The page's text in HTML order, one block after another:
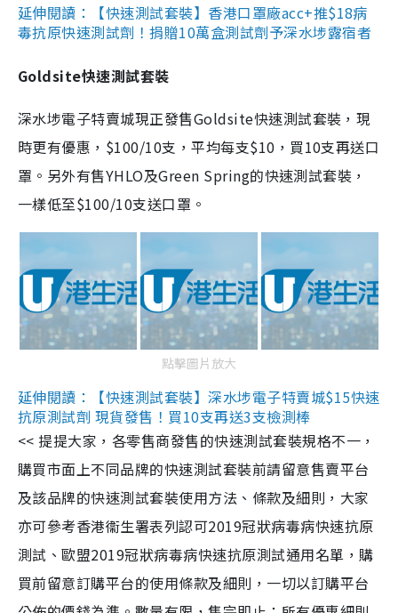
延伸閱讀：【快速測試套裝】香港口罩廠acc+推$18病
毒抗原快速測試劑！捐贈10萬盒測試劑予深水埗露宿者
Goldsite快速測試套裝
深水埗電子特賣城現正發售Goldsite快速測試套裝，現
時更有優惠，$100/10支，平均每支$10，買10支再送口
罩。另外有售YHLO及Green Spring的快速測試套裝，
一樣低至$100/10支送口罩。
點擊圖片放大
延伸閱讀：【快速測試套裝】深水埗電子特賣城$15快速
抗原測試劑 現貨發售！買10支再送3支檢測棒
<< 提提大家，各零售商發售的快速測試套裝規格不一，
購買市面上不同品牌的快速測試套裝前請留意售賣平台
及該品牌的快速測試套裝使用方法、條款及細則，大家
亦可參考香港衞生署表列認可2019冠狀病毒病快速抗原
測試、歐盟2019冠狀病毒病快速抗原測試通用名單，購
買前留意訂購平台的使用條款及細則，一切以訂購平台